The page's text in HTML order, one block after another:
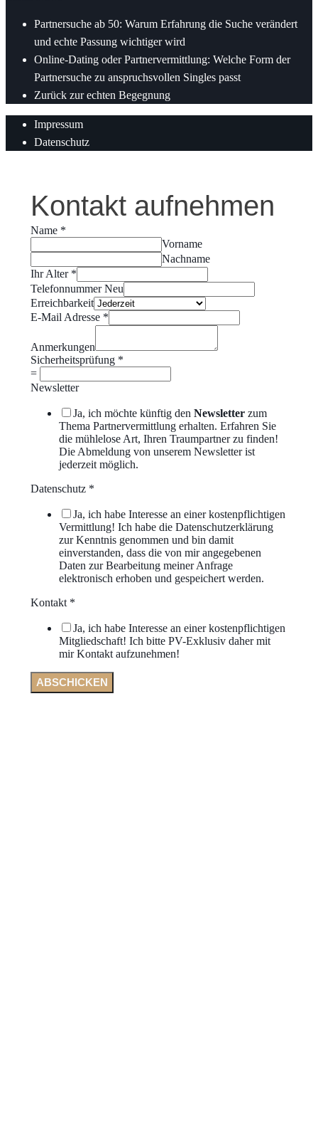
Partnersuche ab 50: Warum Erfahrung die Suche verändert
und echte Passung wichtiger wird
Online-Dating oder Partnervermittlung: Welche Form der
Partnersuche zu anspruchsvollen Singles passt
Zurück zur echten Begegnung
Impressum
Datenschutz
Kontakt aufnehmen
Name *
Vorname
Nachname
Ihr Alter *
Telefonnummer Neu
Erreichbarkeit
E-Mail Adresse *
Anmerkungen
Sicherheitsprüfung *
=
Newsletter
Ja, ich möchte künftig den Newsletter zum
Thema Partnervermittlung erhalten. Erfahren Sie
die mühlelose Art, Ihren Traumpartner zu finden!
Die Abmeldung von unserem Newsletter ist
jederzeit möglich.
Datenschutz *
Ja, ich habe Interesse an einer kostenpflichtigen
Vermittlung! Ich habe die Datenschutzerklärung
zur Kenntnis genommen und bin damit
einverstanden, dass die von mir angegebenen
Daten zur Bearbeitung meiner Anfrage
elektronisch erhoben und gespeichert werden.
Kontakt *
Ja, ich habe Interesse an einer kostenpflichtigen
Mitgliedschaft! Ich bitte PV-Exklusiv daher mit
mir Kontakt aufzunehmen!
ABSCHICKEN